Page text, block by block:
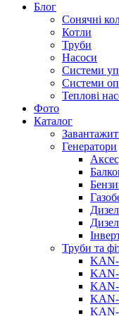
Блог
Сонячні
Котли
Труби
Насоси
Системи
Системи
Теплові
Фото
Каталог
Генератори
Труби та
KAN-
KAN-
KAN-
KAN-
KAN-